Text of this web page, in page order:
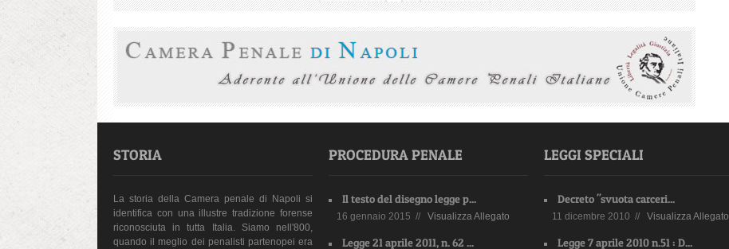
STORIA
La storia della Camera penale di Napoli si
identifica con una illustre tradizione forense
riconosciuta in tutta Italia. Siamo nell'800,
quando il meglio dei penalisti partenopei era
PROCEDURA PENALE
Il testo del disegno legge p...
16 gennaio 2015 // Visualizza Allegato
Legge 21 aprile 2011, n. 62 ...
LEGGI SPECIALI
Decreto "svuota carceri...
11 dicembre 2010 // Visualizza Allegato
Legge 7 aprile 2010 n.51 : D...